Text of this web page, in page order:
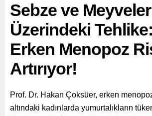
Sebze ve Meyveler
Üzerindeki
Erken Menopoz
Artırıyor!
Prof. Dr. Hakan Çoksüer, erken
altındaki kadınlarda yumurtalıkların